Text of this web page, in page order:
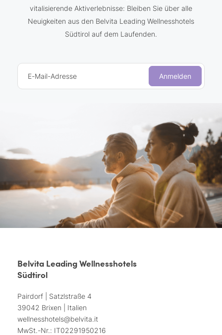
vitalisierende Aktiverlebnisse: Bleiben Sie über alle
Neuigkeiten aus den Belvita Leading Wellnesshotels
Südtirol auf dem Laufenden.
E-Mail-Adresse Anmelden
Belvita Leading Wellnesshotels
Südtirol
Pairdorf | Satzlstraße 4
39042 Brixen | Italien
wellnesshotels@belvita.it
MwSt.-Nr.: IT02291950216